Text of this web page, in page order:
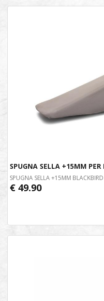
SPUGNA SELLA +15MM PER
SPUGNA SELLA +15MM
€ 49.90